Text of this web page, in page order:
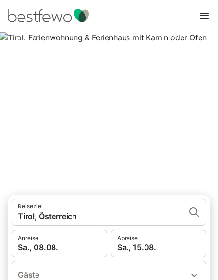
Reiseziel
Tirol, Österreich
Anreise
Sa., 08.08.
Abreise
Sa., 15.08.
Gäste